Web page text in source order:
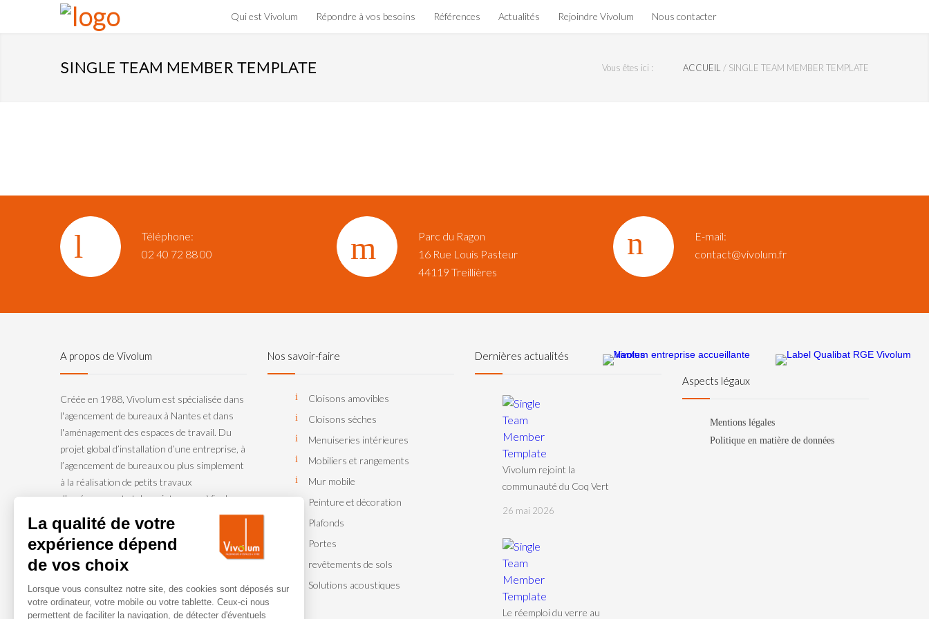
Qui est Vivolum Répondre à vos besoins Références Actualités Rejoindre Vivolum Nous contacter
SINGLE TEAM MEMBER TEMPLATE Vous êtes ici : ACCUEIL / SINGLE TEAM MEMBER TEMPLATE
Téléphone:
02 40 72 88 00
Parc du Ragon
16 Rue Louis Pasteur‎
44119 Treillières
E-mail:
contact@vivolum.fr
A propos de Vivolum
Créée en 1988, Vivolum est spécialisée dans
l'agencement de bureaux à Nantes et dans
l'aménagement des espaces de travail. Du
projet global d’installation d’une entreprise, à
l’agencement de bureaux ou plus simplement
à la réalisation de petits travaux
d’aménagement et de maintenance, Vivolum
accompagne les entreprises et institutions.
Nos savoir-faire
Cloisons amovibles
Cloisons sèches
Menuiseries intérieures
Mobiliers et rangements
Mur mobile
Peinture et décoration
Plafonds
Portes
revêtements de sols
Solutions acoustiques
Dernières actualités
Vivolum rejoint la
communauté du Coq Vert
26 mai 2026
Le réemploi du verre au
Aspects légaux
Mentions légales
Politique en matière de données